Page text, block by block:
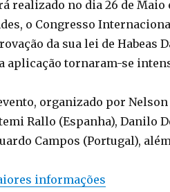
realizado no dia 26 de
o Congresso
da sua lei de Habeas
aplicação tornaram-se
organizado por
Rallo (Espanha), Danilo
Campos (Portugal),
informações